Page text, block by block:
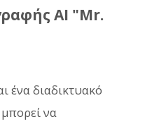
AI "Mr.
ένα διαδικτυακό
να